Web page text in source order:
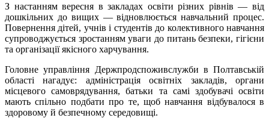
З настанням вересня в закладах освіти різних рівнів — від
дошкільних до вищих — відновлюється навчальний процес.
Повернення дітей, учнів і студентів до колективного навчання
супроводжується зростанням уваги до питань безпеки, гігієни
та організації якісного харчування.
Головне управління Держпродспоживслужби в Полтавській
області нагадує: адміністрація освітніх закладів, органи
місцевого самоврядування, батьки та самі здобувачі освіти
мають спільно подбати про те, щоб навчання відбувалося в
здоровому й безпечному середовищі.